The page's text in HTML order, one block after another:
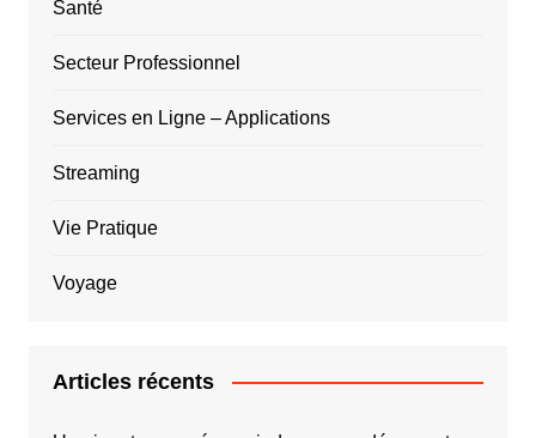
Santé
Secteur Professionnel
Services en Ligne – Applications
Streaming
Vie Pratique
Voyage
Articles récents